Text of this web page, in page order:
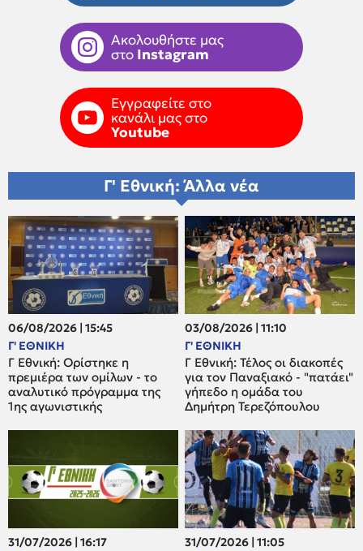
Ακολουθήστε μας
στο Instagram
Εγγραφείτε στο
κανάλι μας στο
Youtube
Γ' Εθνική: Άλλα νέα
06/08/2026 | 15:45
Γ' ΕΘΝΙΚΗ
Γ Εθνική: Ορίστηκε η
πρεμιέρα των ομίλων - το
αναλυτικό πρόγραμμα της
1ης αγωνιστικής
03/08/2026 | 11:10
Γ' ΕΘΝΙΚΗ
Γ Εθνική: Τέλος οι διακοπές
για τον Παναξιακό - "πατάει"
γήπεδο η ομάδα του
Δημήτρη Τερεζόπουλου
31/07/2026 | 16:17
31/07/2026 | 11:05